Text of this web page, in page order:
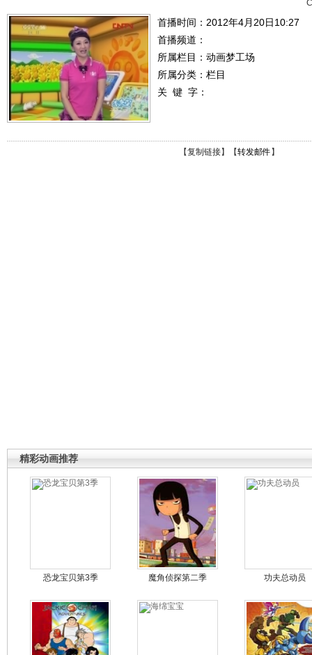
首播时间：2012年4月20日10:27
首播频道：
所属栏目： 动画梦工场
所属分类：栏目
关 键 字：
【复制链接】【转发邮件 】
精彩动画推荐
恐龙宝贝第3季 魔角侦探第二季 功夫总动员